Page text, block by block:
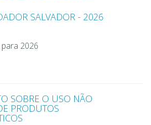
SALVADOR - 2026
2026
SOBRE O USO NÃO
PRODUTOS